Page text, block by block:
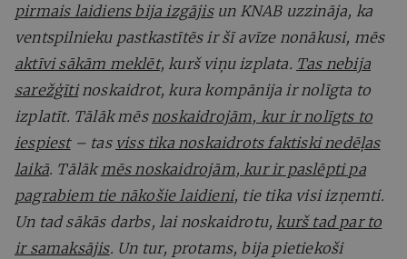
pirmais laidiens bija izgājisun KNAB uzzināja, ka
ventspilnieku pastkastītēs ir šī avīze nonākusi, mēs
aktīvi sākām meklēt, kurš viņu izplata. Tas nebija
sarežģītinoskaidrot, kura kompānija ir nolīgta to
izplatīt. Tālāk mēs noskaidrojām, kur ir nolīgts to
iespiest– tas viss tika noskaidrots faktiski nedēļas
laikā. Tālāk mēs noskaidrojām, kur ir paslēpti pa
pagrabiem tie nākošie laidieni, tie tika visi izņemti.
Un tad sākās darbs, lai noskaidrotu, kurš tad par to
ir samaksājis. Un tur, protams, bija pietiekoši